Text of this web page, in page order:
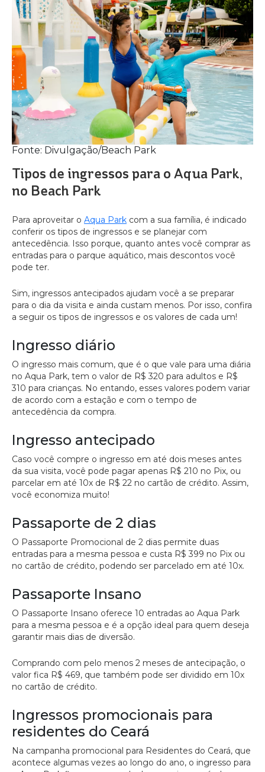
Fonte: Divulgação/Beach Park
Tipos de ingressos para o Aqua Park,
no Beach Park
Para aproveitar o Aqua Park com a sua família, é indicado
conferir os tipos de ingressos e se planejar com
antecedência. Isso porque, quanto antes você comprar as
entradas para o parque aquático, mais descontos você
pode ter.
Sim, ingressos antecipados ajudam você a se preparar
para o dia da visita e ainda custam menos. Por isso, confira
a seguir os tipos de ingressos e os valores de cada um!
Ingresso diário
O ingresso mais comum, que é o que vale para uma diária
no Aqua Park, tem o valor de R$ 320 para adultos e R$
310 para crianças. No entando, esses valores podem variar
de acordo com a estação e com o tempo de
antecedência da compra.
Ingresso antecipado
Caso você compre o ingresso em até dois meses antes
da sua visita, você pode pagar apenas R$ 210 no Pix, ou
parcelar em até 10x de R$ 22 no cartão de crédito. Assim,
você economiza muito!
Passaporte de 2 dias
O Passaporte Promocional de 2 dias permite duas
entradas para a mesma pessoa e custa R$ 399 no Pix ou
no cartão de crédito, podendo ser parcelado em até 10x.
Passaporte Insano
O Passaporte Insano oferece 10 entradas ao Aqua Park
para a mesma pessoa e é a opção ideal para quem deseja
garantir mais dias de diversão.
Comprando com pelo menos 2 meses de antecipação, o
valor fica R$ 469, que também pode ser dividido em 10x
no cartão de crédito.
Ingressos promocionais para
residentes do Ceará
Na campanha promocional para Residentes do Ceará, que
acontece algumas vezes ao longo do ano, o ingresso para